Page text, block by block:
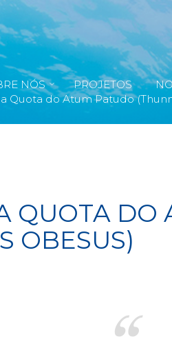
NÓS PROJETOS
Quota do Atum Patudo
QUOTA DO
OBESUS)